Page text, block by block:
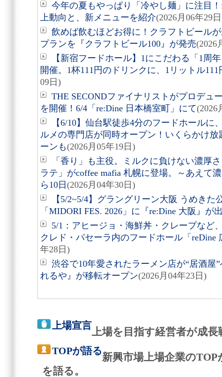
今年の夏もやっぱり「冷やし麺」に注目
上動向と、新メニューを紹介(2026月06年29
飲めば飲むほどお得に！クラフトビール
プランを『クラフトビール100』が発売(2026
【新宿フードホール】1にこだわる「1周
開催。1杯111円のドリンクに、1リットル
09日)
THE SECONDファイナリストがプロデュ
を開催！6/4「re:Dine 日本橋室町」にて(2026
【6/10】仙台駅徒歩4分のフードホール
ルメの専門店が同時オープン！いくらかけ
ーンも(2026月05年19日)
「香り」も主役。ミルクに負けない濃厚
ラテ」がcoffee mafia 札幌に登場。～あえて
ら10日 (2026月04年30日)
【5/2~5/4】グラングリーン大阪 うめき
「MIDORI FES. 2026」に『re:Dine 大阪』が
5/1：アヒージョ・海鮮丼・クレープなど
クレド・パセーラ内のフードホール「reDine
年28日)
渋谷で10年愛されたラーメン店が“居酒屋
れるや』が移転オープン(2026月04年23日)
上場宣言
上場を目指す経営者が成
TOPが語る
新興市場上場企業の
を語る。